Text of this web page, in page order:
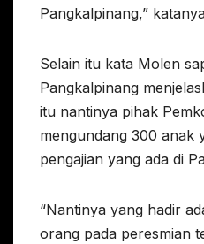
Pangkalpinang,”
Selain itu kata Molen
Pangkalpinang
itu nantinya pihak
mengundang 300 anak
pengajian yang ada di
“Nantinya yang hadir
orang pada peresmian